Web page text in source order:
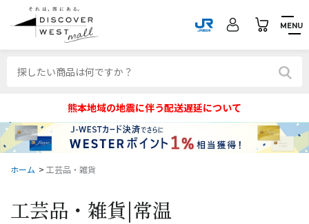
MENU
熊本地域の地震に伴う配送遅延について
ホーム > 工芸品・雑貨
工芸品・雑貨|常温